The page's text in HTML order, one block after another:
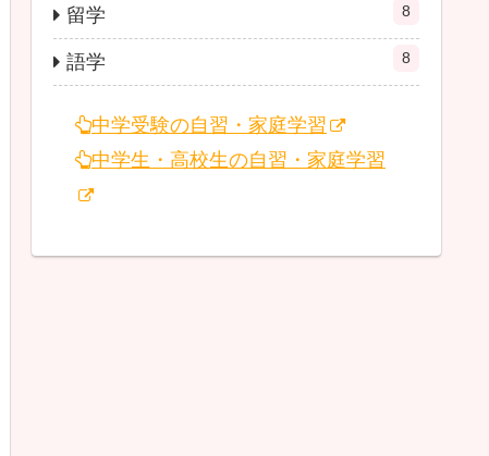
留学 8
語学 8
中学受験の自習・家庭学習
中学生・高校生の自習・家庭学習